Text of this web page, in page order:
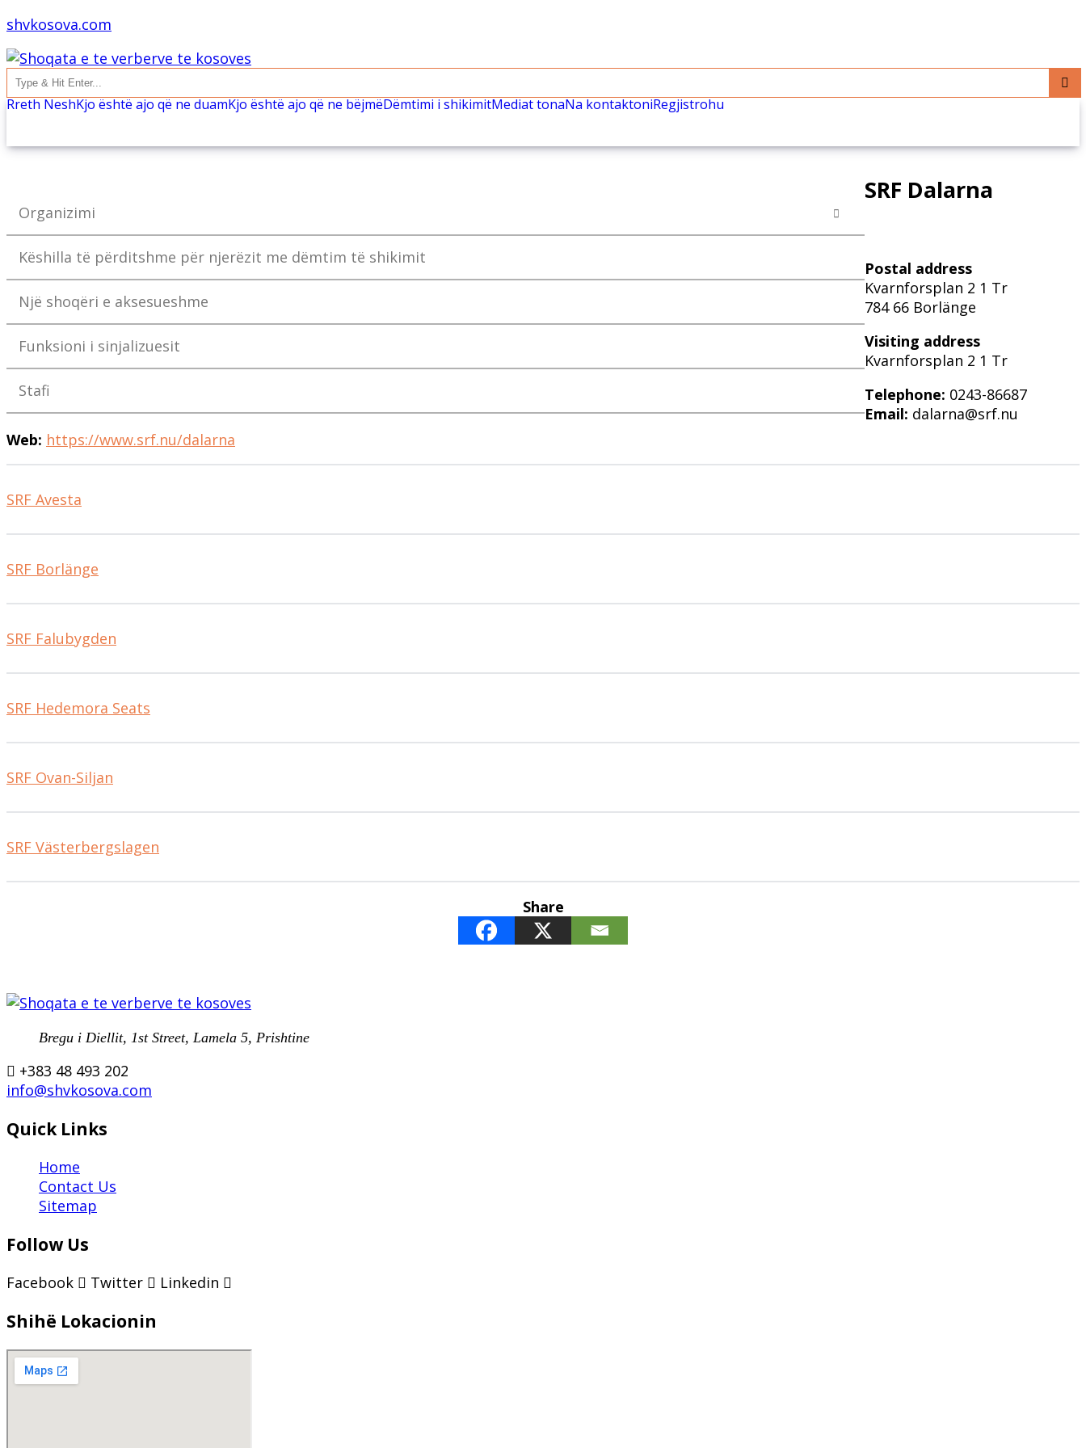
shvkosova.com
Rreth NeshKjo është ajo që ne duamKjo është ajo që ne bëjmëDëmtimi i shikimitMediat tonaNa kontaktoniRegjistrohu
Organizimi
Këshilla të përditshme për njerëzit me dëmtim të shikimit
Një shoqëri e aksesueshme
Funksioni i sinjalizuesit
Stafi
SRF Dalarna
Postal address
Kvarnforsplan 2 1 Tr
784 66 Borlänge
Visiting address
Kvarnforsplan 2 1 Tr
Telephone: 0243-86687
Email: dalarna@srf.nu
Web: https://www.srf.nu/dalarna
SRF Avesta
SRF Borlänge
SRF Falubygden
SRF Hedemora Seats
SRF Ovan-Siljan
SRF Västerbergslagen
Share
Bregu i Diellit, 1st Street, Lamela 5, Prishtine
+383 48 493 202
info@shvkosova.com
Quick Links
Home
Contact Us
Sitemap
Follow Us
Facebook Twitter Linkedin
Shihë Lokacionin